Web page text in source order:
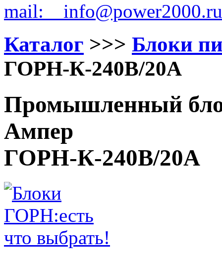
mail: info@power2000.ru
Каталог >>> Блоки
ГОРН-К-240В/20А
Промышленный
Ампер
ГОРН-К-240В/20А